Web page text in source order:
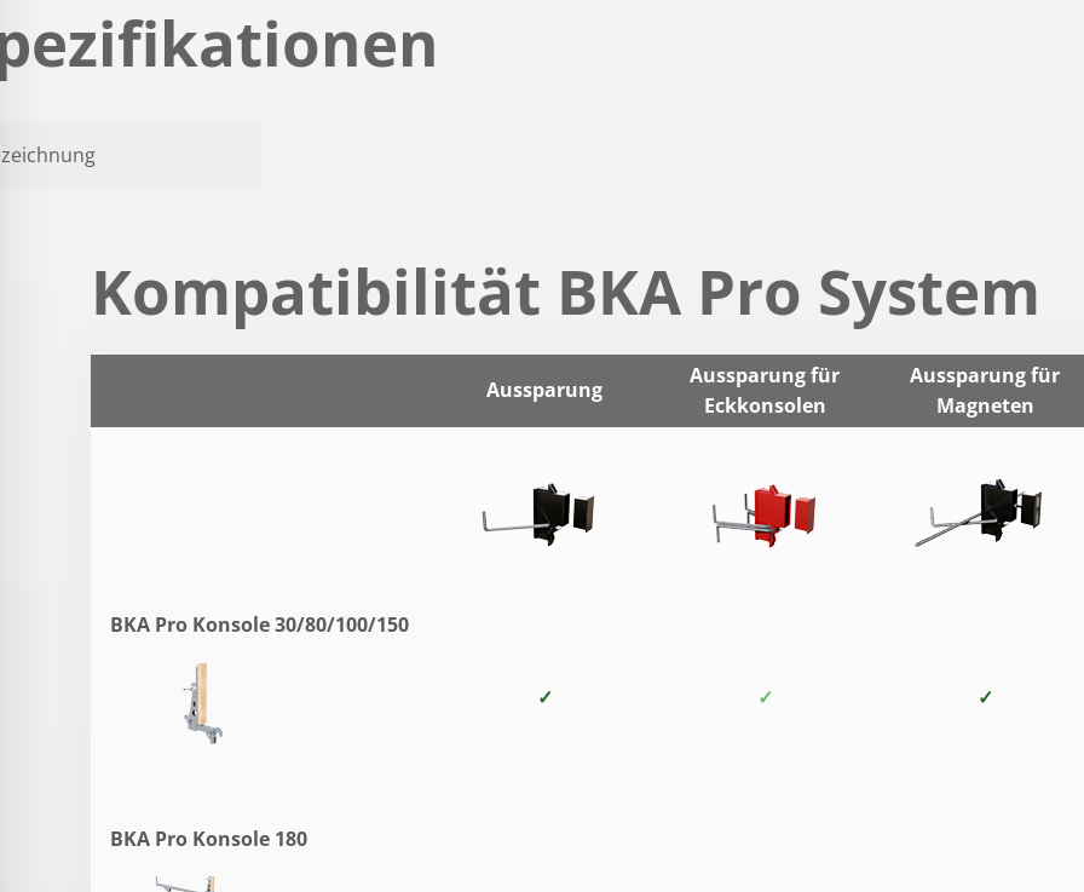
Kompatibilität BKA Pro System
Aussparung
Aussparung für
Eckkonsolen
Aussparung für
Magneten
BKA Pro Konsole 30/80/100/150
✓ ✓ ✓
BKA Pro Konsole 180